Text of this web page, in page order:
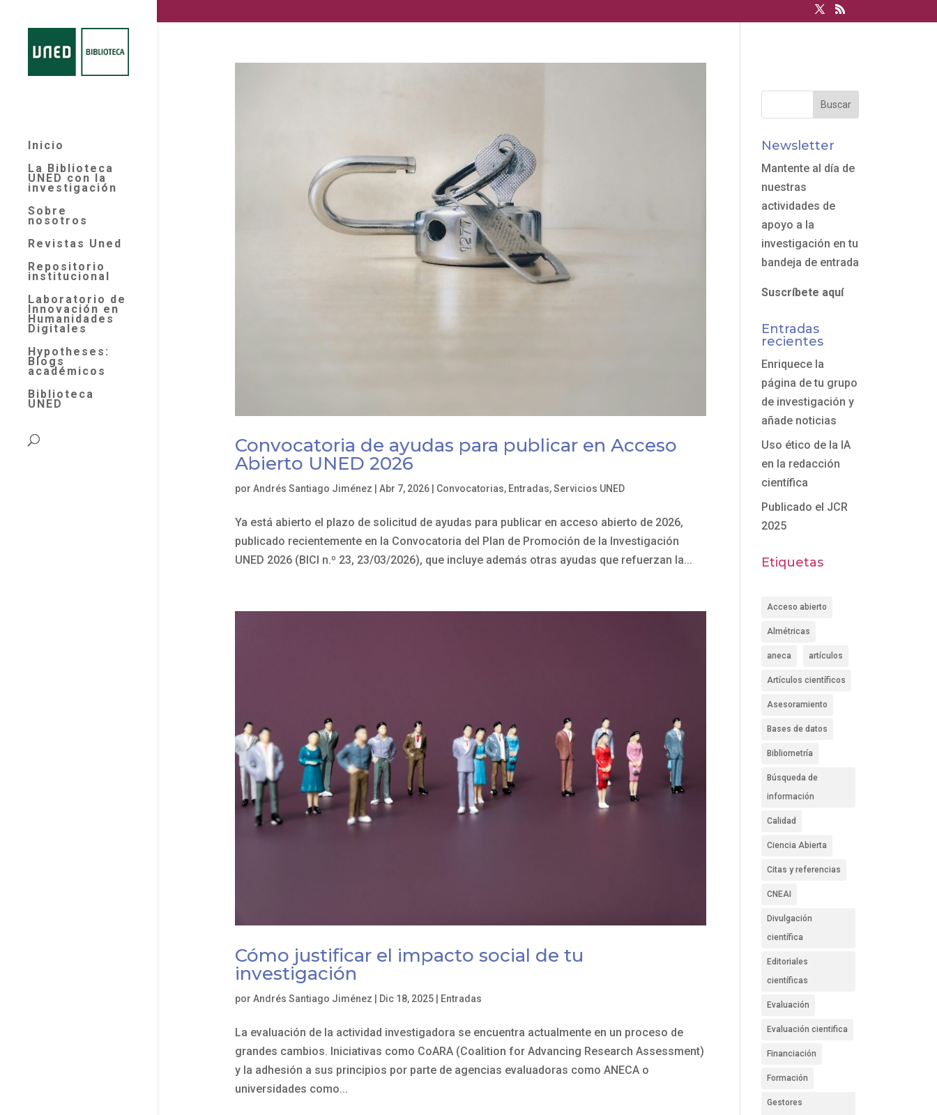
Inicio
La Biblioteca
UNED con la
investigación
Sobre
nosotros
Revistas Uned
Repositorio
institucional
Laboratorio de
Innovación en
Humanidades
Digitales
Hypotheses:
Blogs
académicos
Biblioteca
UNED
Convocatoria de ayudas para publicar en Acceso
Abierto UNED 2026
por Andrés Santiago Jiménez Abr 7, 2026| Convocatorias, Entradas,Servicios UNED
Ya está abierto el plazo de solicitud de ayudas para publicar en acceso abierto de 2026,
publicado recientemente en la Convocatoria del Plan de Promoción de la Investigación
UNED 2026 (BICI n.º 23, 23/03/2026), que incluye además otras ayudas que refuerzan la...
Cómo justificar el impacto social de tu
investigación
por Andrés Santiago Jiménez Dic 18, 2025| Entradas
La evaluación de la actividad investigadora se encuentra actualmente en un proceso de
grandes cambios. Iniciativas como CoARA (Coalition for Advancing Research Assessment)
y la adhesión a sus principios por parte de agencias evaluadoras como ANECA o
universidades como...
Newsletter
Mantente al día de
nuestras
actividades de
apoyo a la
investigación en tu
bandeja de entrada
Suscríbete aquí
Entradas
recientes
Enriquece la
página de tu grupo
de investigación y
añade noticias
Uso ético de la IA
en la redacción
científica
Publicado el JCR
2025
Etiquetas
Acceso abierto
Almétricas
aneca artículos
Artículos científicos
Asesoramiento
Bases de datos
Bibliometría
Búsqueda de
información
Calidad
Ciencia Abierta
Citas y referencias
CNEAI
Divulgación
científica
Editoriales
científicas
Evaluación
Evaluación cientifica
Financiación
Formación
Gestores